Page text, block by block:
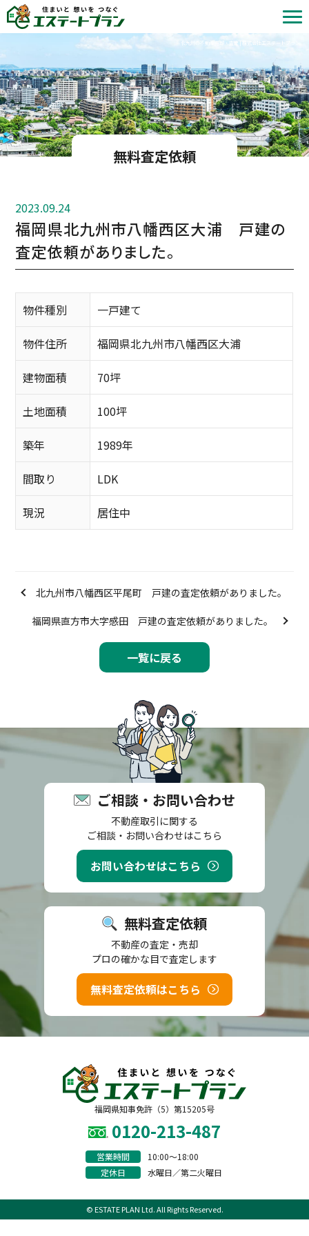
北九州の不動産売却・査定 | 株式会社エステートプラン
無料査定依頼
2023.09.24
福岡県北九州市八幡西区大浦 戸建の
査定依頼がありました。
物件種別 一戸建て
物件住所 福岡県北九州市八幡西区大浦
建物面積 70坪
土地面積 100坪
築年 1989年
間取り LDK
現況 居住中
北九州市八幡西区平尾町 戸建の査定依頼がありました。
一覧に戻る
福岡県直方市大字感田 戸建の査定依頼がありました。
ご相談・お問い合わせ
不動産取引に関する
ご相談・お問い合わせはこちら
お問い合わせはこちら
無料査定依頼
不動産の査定・売却
プロの確かな目で査定します
無料査定依頼はこちら
福岡県知事免許（5）第15205号
0120-213-487
営業時間
10:00〜18:00
定休日
水曜日／第二火曜日
© ESTATE PLAN Ltd. All Rights Reserved.